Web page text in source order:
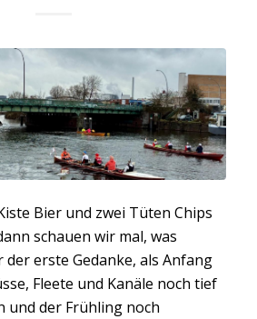
Bier und zwei Tüten Chips
schauen wir mal, was
der erste Gedanke, als Anfang
Fleete und Kanäle noch tief
und der Frühling noch